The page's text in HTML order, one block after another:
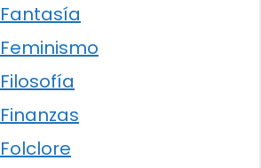
Fantasía
Feminismo
Filosofía
Finanzas
Folclore